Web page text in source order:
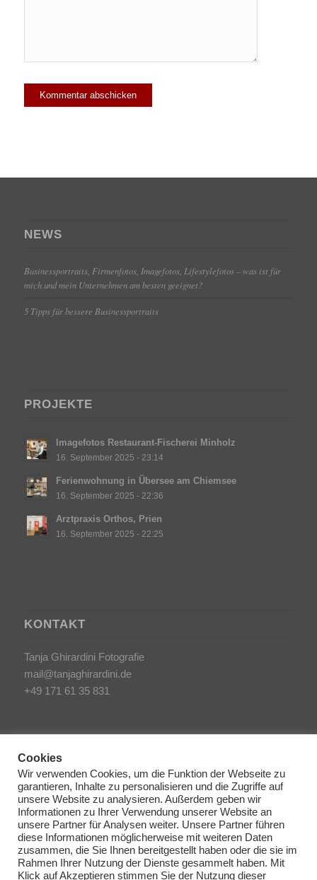
NEWS
Businessportraits, Firmenfotos, Imagefotos, Lifestylefotos – was ist für
mich und mein Unternehmen am besten geeignet?
5 Tipps für bessere Businessportraits
PROJEKTE
Imagefotos Restaurant-Fischerei Minholz
16. September 2025 - 23:14
Ferienwohnung in Übersee am Chiemsee
16. September 2025 - 22:36
Arztpraxis Orthos, Prien
16. September 2025 - 22:25
KONTAKT
Tanja Ghirardini Fotografie
mail@tanjaghirardini.de
+49 171 61 35 831
SONSTIGES
AGB/Impressum
Haftungsausschluss
Datenschutzerklärung
Cookies
Wir verwenden Cookies, um die Funktion der Webseite zu
garantieren, Inhalte zu personalisieren und die Zugriffe auf
unsere Website zu analysieren. Außerdem geben wir
Informationen zu Ihrer Verwendung unserer Website an
unsere Partner für Analysen weiter. Unsere Partner führen
diese Informationen möglicherweise mit weiteren Daten
zusammen, die Sie Ihnen bereitgestellt haben oder die sie im
Rahmen Ihrer Nutzung der Dienste gesammelt haben. Mit
Klick auf Akzeptieren stimmen Sie der Nutzung dieser